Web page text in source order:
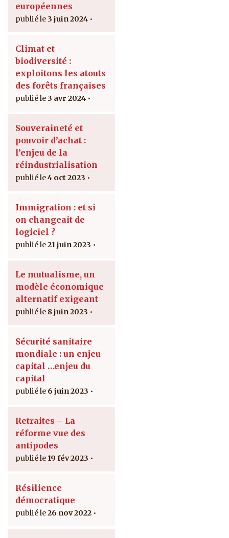
européennes
3 juin 2024
Climat et
biodiversité :
exploitons les atouts
des forêts françaises
3 avr 2024
Souveraineté et
pouvoir d’achat :
l’enjeu de la
réindustrialisation
4 oct 2023
Immigration : et si
on changeait de
logiciel ?
21 juin 2023
Le mutualisme, un
modèle économique
alternatif exigeant
8 juin 2023
Sécurité sanitaire
mondiale : un enjeu
capital …enjeu du
capital
6 juin 2023
Retraites – La
réforme vue des
antipodes
19 fév 2023
Résilience
démocratique
26 nov 2022